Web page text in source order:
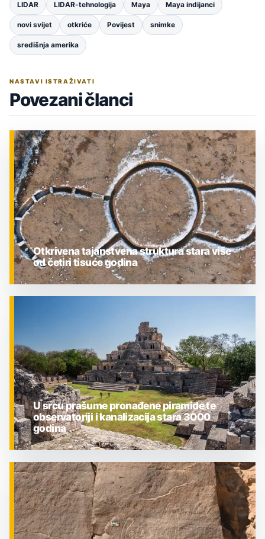
LIDAR LIDAR-tehnologija Maya Maya indijanci
novi svijet otkriće Povijest snimke
središnja amerika
NASTAVI ISTRAŽIVATI
Povezani članci
Otkrivena tajanstvena struktura stara više
od četiri tisuće godina
ZNANOST
U srcu prašume pronađene piramide te
observatoriji i kanalizacija stara 3000
godina